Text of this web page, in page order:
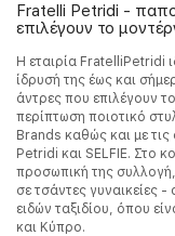
Fratelli Petridi -
επιλέγουν το
Η εταιρία FratelliPetridi
ίδρυσή της έως και
άντρες που επιλέγουν
περίπτωση ποιοτικό
Brands καθώς και με
Petridi και SELFIE. Στο
προσωπική της
σε τσάντες γυναικείες
ειδών ταξιδίου, όπου
και Κύπρο.